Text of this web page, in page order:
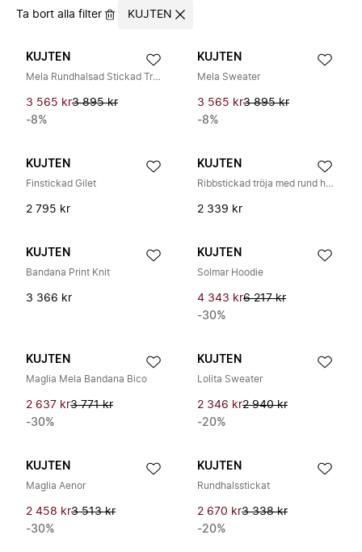
Ta bort alla filter KUJTEN
KUJTEN
Mela Rundhalsad Stickad Tröja
3 565 kr3 895 kr
-8%
KUJTEN
Mela Sweater
3 565 kr3 895 kr
-8%
KUJTEN
Finstickad Gilet
2 795 kr
KUJTEN
Ribbstickad tröja med rund hals
2 339 kr
KUJTEN
Bandana Print Knit
3 366 kr
KUJTEN
Solmar Hoodie
4 343 kr6 217 kr
-30%
KUJTEN
Maglia Mela Bandana Bico
2 637 kr3 771 kr
-30%
KUJTEN
Lolita Sweater
2 346 kr2 940 kr
-20%
KUJTEN
Maglia Aenor
2 458 kr3 513 kr
-30%
KUJTEN
Rundhalsstickat
2 670 kr3 338 kr
-20%